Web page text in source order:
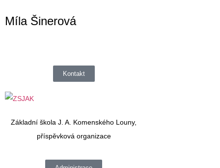
Míla Šinerová
Kontakt
Základní škola J. A. Komenského Louny,
příspěvková organizace